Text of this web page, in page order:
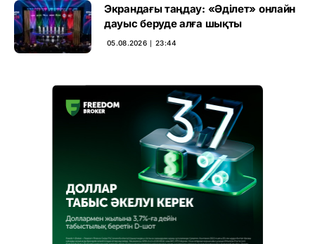
Экрандағы таңдау: «Әділет» онлайн
дауыс беруде алға шықты
05.08.2026 ∣ 23:44